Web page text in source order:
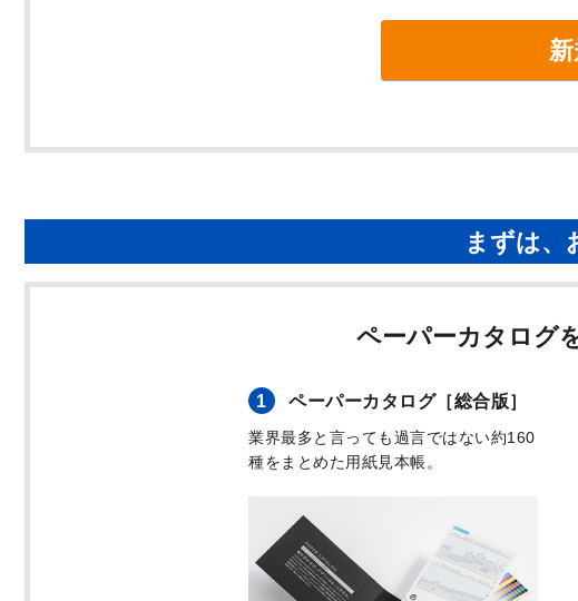
まずは、
ペーパーカタログ
1 ペーパーカタログ［総合版］
業界最多と言っても過言ではない約160
種をまとめた用紙見本帳。